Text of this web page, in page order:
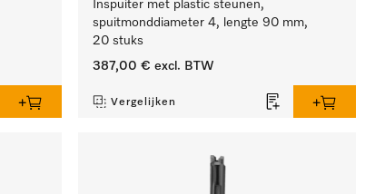
Inspuiter met plastic steunen,
spuitmonddiameter 4, lengte 90 mm,
20 stuks
387,00 € excl. BTW
Vergelijken